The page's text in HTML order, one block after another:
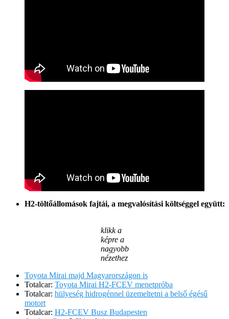
H2-töltőállomások fajtái, a megvalósítási költséggel együtt:
klikk a
képre a
nagyobb
nézethez
Toyota Mirai majd Magyarországon is
Totalcar: Toyota Mirai H2-FCEV menetpróba
Totalcar: hülyeség hidrogénnel üzemeltetni a belső égésű
motort
Totalcar: H2-FCEV Busz Budapesten